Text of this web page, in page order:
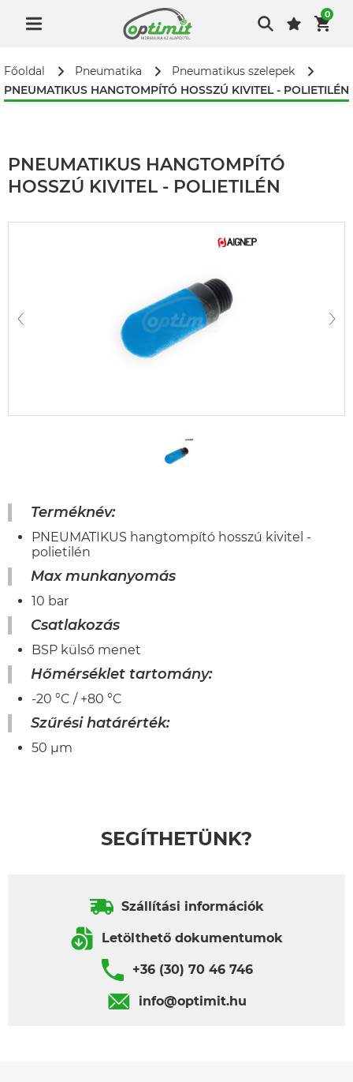
0
Főoldal Pneumatika
Pneumatikus szelepek
PNEUMATIKUS HANGTOMPÍTÓ HOSSZÚ KIVITEL - POLIETILÉN
PNEUMATIKUS HANGTOMPÍTÓ
HOSSZÚ KIVITEL - POLIETILÉN
Terméknév:
PNEUMATIKUS hangtompító hosszú kivitel -
polietilén
Max munkanyomás
10 bar
Csatlakozás
BSP külső menet
Hőmérséklet tartomány:
-20 °C / +80 °C
Szűrési határérték:
50 µm
SEGÍTHETÜNK?
Szállítási információk
Letölthető dokumentumok
+36 (30) 70 46 746
info@optimit.hu